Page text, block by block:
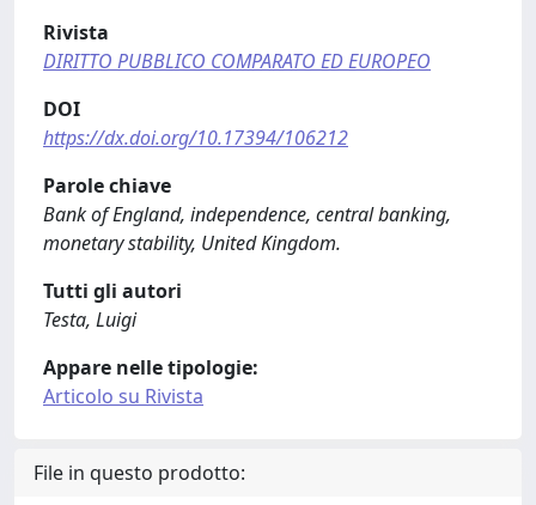
Rivista
DIRITTO PUBBLICO COMPARATO ED EUROPEO
DOI
https://dx.doi.org/10.17394/106212
Parole chiave
Bank of England, independence, central banking,
monetary stability, United Kingdom.
Tutti gli autori
Testa, Luigi
Appare nelle tipologie:
Articolo su Rivista
File in questo prodotto: